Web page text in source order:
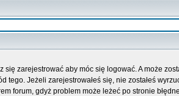
się zarejestrować aby móc się logować. A może
tego. Jeżeli zarejestrowałeś się, nie zostałeś
forum, gdyż problem może leżeć po stronie